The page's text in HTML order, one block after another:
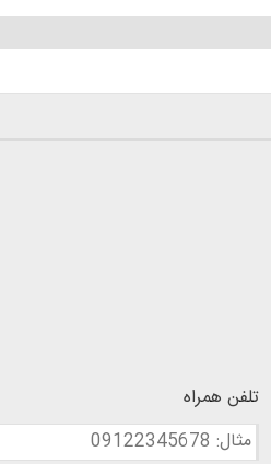
تلفن همراه